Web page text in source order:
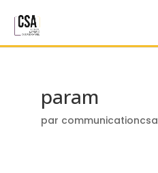
param
par communicationcsa